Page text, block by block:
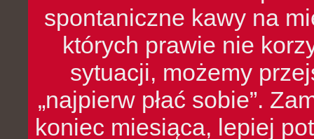
spontaniczne kawy na
których prawie nie
sytuacji, możemy
„najpierw płać sobie”.
koniec miesiąca, lepiej